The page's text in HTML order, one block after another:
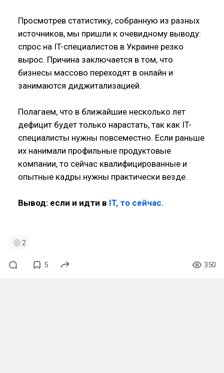
Просмотрев статистику, собранную из разных
источников, мы пришли к очевидному выводу:
спрос на IT-специалистов в Украине резко
вырос. Причина заключается в том, что
бизнесы массово переходят в онлайн и
занимаются диджитализацией.
Полагаем, что в ближайшие несколько лет
дефицит будет только нарастать, так как IT-
специалисты нужны повсеместно. Если раньше
их нанимали профильные продуктовые
компании, то сейчас квалифицированные и
опытные кадры нужны практически везде.
Вывод: если и идти в IT, то сейчас.
2
5 350